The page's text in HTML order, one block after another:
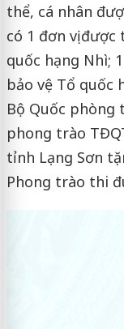
thể, cá nhân
có 1 đơn vị
quốc hạng Nhì;
bảo vệ Tổ quốc
Bộ Quốc phòng
phong trào
tỉnh Lạng Sơn
Phong trào thi